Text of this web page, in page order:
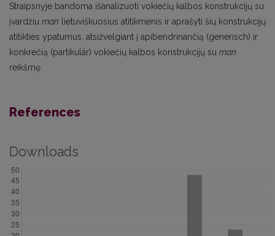
Straipsnyje bandoma išanalizuoti vokiečių kalbos konstrukcijų su
įvardžiu man lietuviškuosius atitikmenis ir aprašyti šių konstrukcijų
atitikties ypatumus, atsižvelgiant į apibendrinančią (generisch) ir
konkrečią (partikulär) vokiečių kalbos konstrukcijų su man
reikšmę.
References
Downloads